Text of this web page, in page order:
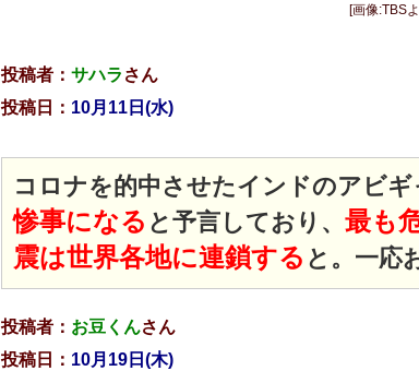
[画像:TBS
投稿者： サハラ さん
投稿日： 10月11 日(水)
コロナを的中させたインドのアビ
惨事になる と予言しており、 最も
震は世界各地に連鎖する と。 一応
投稿者： お豆くんさん
投稿日： 10月19 日(木)